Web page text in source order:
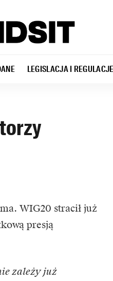
LEGISLACJA I
WIG20 stracił już
presją
zależy już